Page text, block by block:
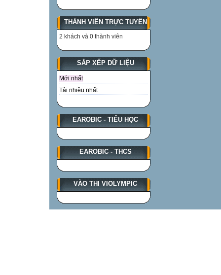
THÀNH VIÊN TRỰC TUYẾN
2 khách và 0 thành viên
SẮP XẾP DỮ LIỆU
Mới nhất
Tải nhiều nhất
EAROBIC - TIỂU HỌC
EAROBIC - THCS
VÀO THI VIOLYMPIC